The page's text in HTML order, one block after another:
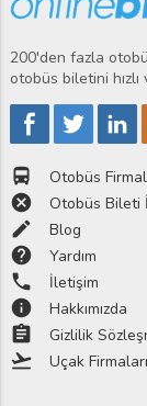
200'den fazla
otobüs biletini
directions_bus Otobüs
cancel Otobüs Bileti
edit Blog
help Yardım
phone İletişim
info Hakkımızda
assignment Gizlilik
flight_takeoff Uçak Firmaları